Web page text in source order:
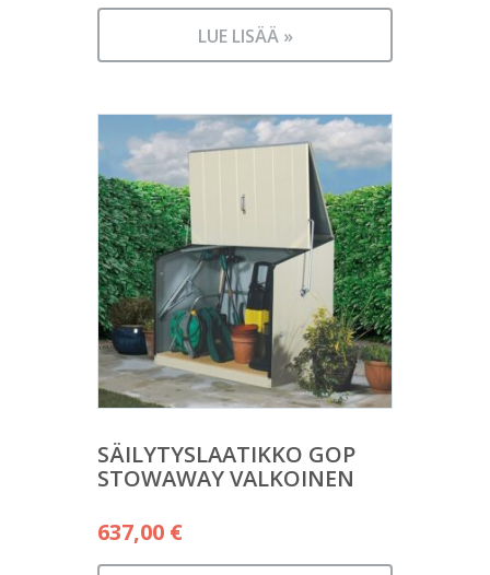
LUE LISÄÄ »
SÄILYTYSLAATIKKO GOP
STOWAWAY VALKOINEN
637,00 €